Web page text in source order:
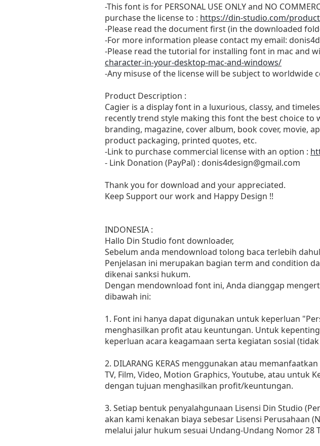
-This font is for PERSONAL USE ONLY and NO
purchase the license to : https://din-studio.com/
-Please read the document first (in the downloaded
-For more information please contact my email:
-Please read the tutorial for installing font in mac and
character-in-your-desktop-mac-and-windows/
-Any misuse of the license will be subject to worldwide
Product Description :
Cagier is a display font in a luxurious, classy, and
recently trend style making this font the best choice to
branding, magazine, cover album, book cover, movie,
product packaging, printed quotes, etc.
-Link to purchase commercial license with an option :
- Link Donation (PayPal) : donis4design@gmail.com
Thank you for download and your appreciated.
Keep Support our work and Happy Design !!
INDONESIA :
Hallo Din Studio font downloader,
Sebelum anda mendownload tolong baca terlebih
Penjelasan ini merupakan bagian term and condition
dikenai sanksi hukum.
Dengan mendownload font ini, Anda dianggap
dibawah ini:
1. Font ini hanya dapat digunakan untuk keperluan
menghasilkan profit atau keuntungan. Untuk
keperluan acara keagamaan serta kegiatan sosial
2. DILARANG KERAS menggunakan atau
TV, Film, Video, Motion Graphics, Youtube, atau untuk
dengan tujuan menghasilkan profit/keuntungan.
3. Setiap bentuk penyalahgunaan Lisensi Din Studio
akan kami kenakan biaya sebesar Lisensi Perusahaan
melalui jalur hukum sesuai Undang-Undang Nomor 28